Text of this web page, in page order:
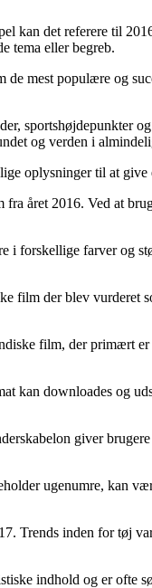
kan det referere til
tema eller begreb.
mest populære og
sportshøjdepunkter
og verden i
oplysninger til at give
året 2016. Ved at
forskellige farver og
film der blev vurderet
film, der primært er
kan downloades og
giver
ugenumre, kan
Trends inden for tøj
indhold og er ofte